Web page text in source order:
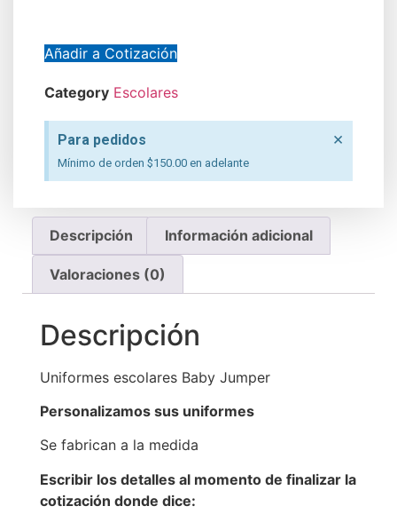
Añadir a Cotización
Category Escolares
Para pedidos
Mínimo de orden $150.00 en adelante
×
Descripción Información adicional
Valoraciones (0)
Descripción
Uniformes escolares Baby Jumper
Personalizamos sus uniformes
Se fabrican a la medida
Escribir los detalles al momento de finalizar la
cotización donde dice: